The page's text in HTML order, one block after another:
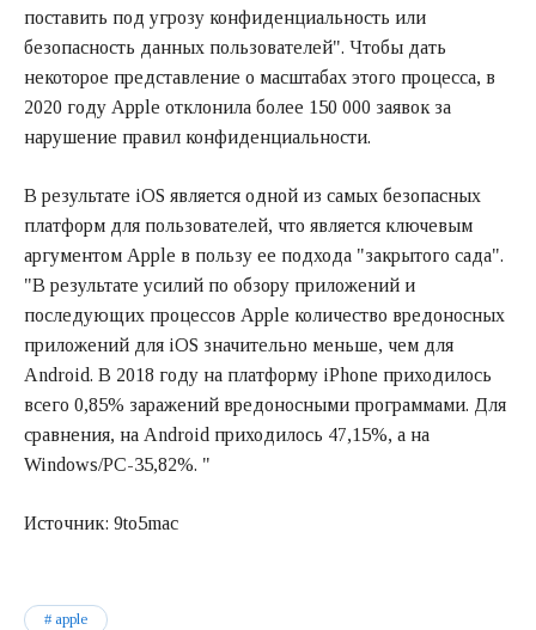
поставить под угрозу конфиденциальность или
безопасность данных пользователей". Чтобы дать
некоторое представление о масштабах этого процесса, в
2020 году Apple отклонила более 150 000 заявок за
нарушение правил конфиденциальности.
В результате iOS является одной из самых безопасных
платформ для пользователей, что является ключевым
аргументом Apple в пользу ее подхода "закрытого сада".
"В результате усилий по обзору приложений и
последующих процессов Apple количество вредоносных
приложений для iOS значительно меньше, чем для
Android. В 2018 году на платформу iPhone приходилось
всего 0,85% заражений вредоносными программами. Для
сравнения, на Android приходилось 47,15%, а на
Windows/PC-35,82%. "
Источник: 9to5mac
apple